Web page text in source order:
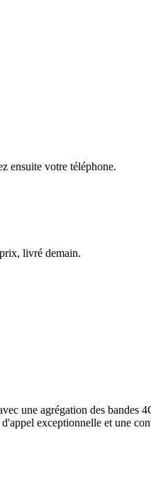
ensuite votre téléphone.
livré demain.
une agrégation des bandes
exceptionnelle et une